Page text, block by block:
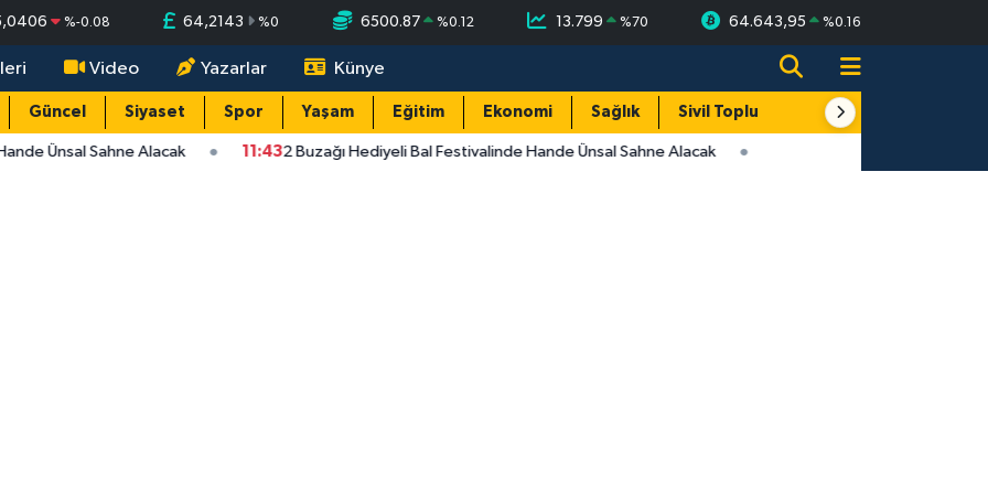
%-0.08 64,2143 %0 6500.87 %0.12 13.799 %70 64.643,95 %0.16
Video Yazarlar Künye
Güncel Siyaset Spor Yaşam Eğitim Ekonomi Sağlık Sivil Toplum Turizm
Ünsal Sahne Alacak 11:432 Buzağı Hediyeli Bal Festivalinde Hande Ünsal Sahne Alacak